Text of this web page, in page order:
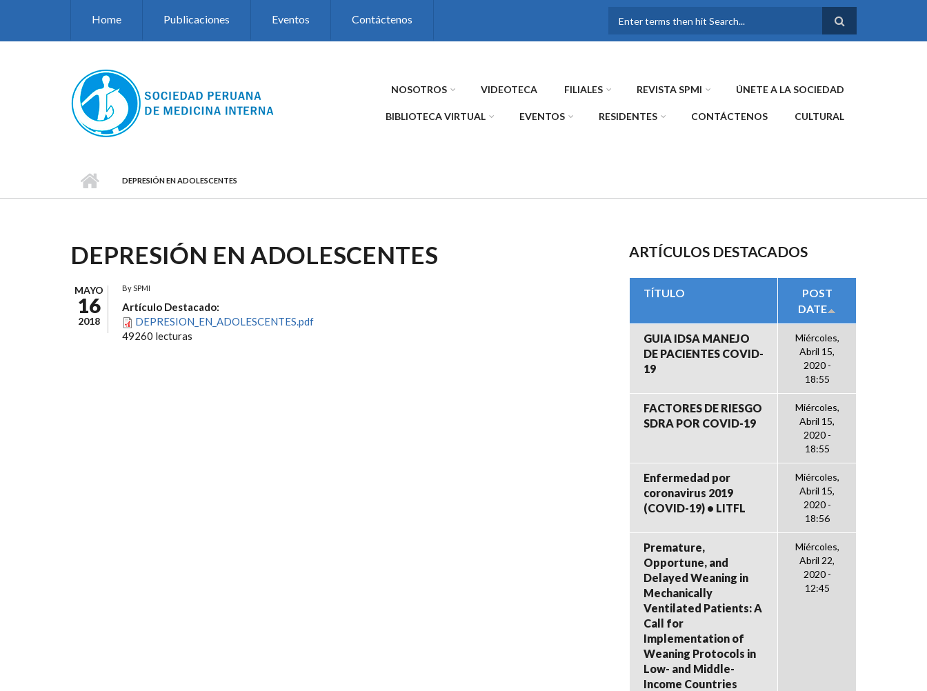
Home Publicaciones Eventos Contáctenos
FORMULARIO DE
NOSOTROS VIDEOTECA FILIALES REVISTA SPMI ÚNETE A LA SOCIEDAD
BIBLIOTECA VIRTUAL EVENTOS RESIDENTES CONTÁCTENOS CULTURAL
DEPRESIÓN EN ADOLESCENTES
DEPRESIÓN EN ADOLESCENTES
MAYO
16
2018
BySPMI
Artículo Destacado:
DEPRESION_EN_ADOLESCENTES.pdf
49260 lecturas
ARTÍCULOS DESTACADOS
TÍTULO
POST
DATE
GUIA IDSA MANEJO
DE PACIENTES COVID-
19
Miércoles,
Abril 15,
2020 -
18:55
FACTORES DE RIESGO
SDRA POR COVID-19
Miércoles,
Abril 15,
2020 -
18:55
Enfermedad por
coronavirus 2019
(COVID-19) • LITFL
Miércoles,
Abril 15,
2020 -
18:56
Premature,
Opportune, and
Delayed Weaning in
Mechanically
Ventilated Patients: A
Call for
Implementation of
Weaning Protocols in
Low- and Middle-
Income Countries
Miércoles,
Abril 22,
2020 -
12:45